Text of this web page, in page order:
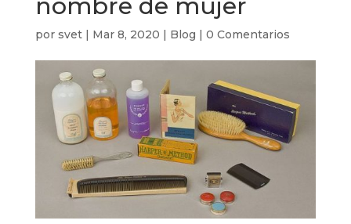
nombre de mujer
por svet| Mar 8, 2020 | Blog | 0 Comentarios